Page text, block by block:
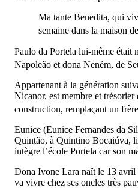
Ma tante Benedita, qui
semaine dans la maison
Paulo da Portela lui-même était
Napoleão et dona Neném, de
Appartenant à la génération
Nicanor, est membre et
construction, remplaçant un
Eunice (Eunice Fernandes da
Quintão, à Quintino Bocaiúva,
intègre l’école Portela car son
Dona Ivone Lara naît le 13 avril
va vivre chez ses oncles très